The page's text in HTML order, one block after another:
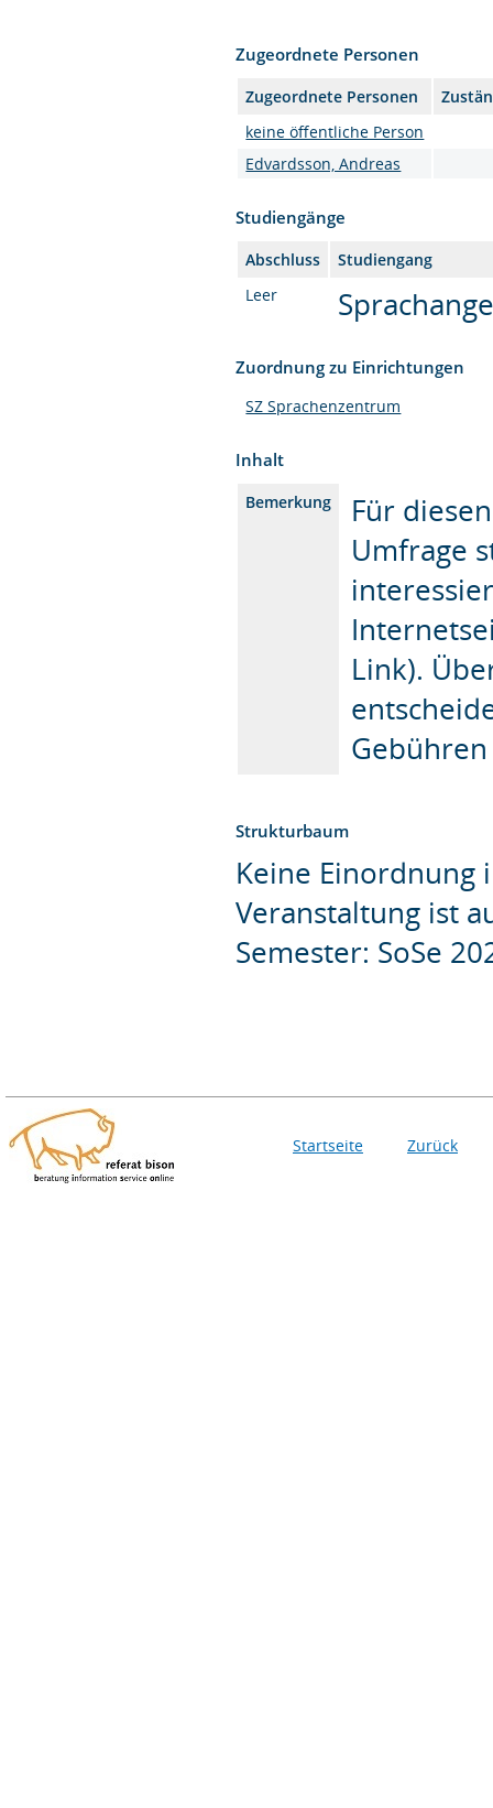
Zugeordnete Personen
Zugeordnete Personen
keine öffentliche Person
Edvardsson, Andreas
Studiengänge
Abschluss
Studiengang
Leer
Zuordnung zu Einrichtungen
SZ Sprachenzentrum
Inhalt
Bemerkung
Für
Umfrage
Link).
Strukturbaum
Keine Einordnung
Veranstaltung ist
Semester: SoSe
Startseite Zurück